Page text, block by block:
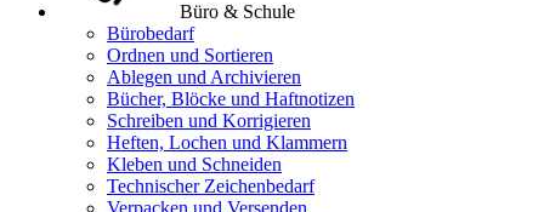
Büro & Schule
Bürobedarf
Ordnen und Sortieren
Ablegen und Archivieren
Bücher, Blöcke und Haftnotizen
Schreiben und Korrigieren
Heften, Lochen und Klammern
Kleben und Schneiden
Technischer Zeichenbedarf